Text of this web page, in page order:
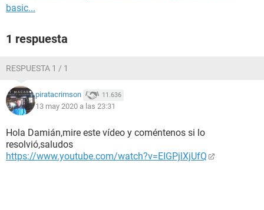
basic...
1 respuesta
RESPUESTA 1 / 1
piratacrimson 11.636
13 may 2020 a las 23:31
Hola Damián,mire este vídeo y coméntenos si lo
resolvió,saludos
https://www.youtube.com/watch?v=EIGPjlXjUfQ